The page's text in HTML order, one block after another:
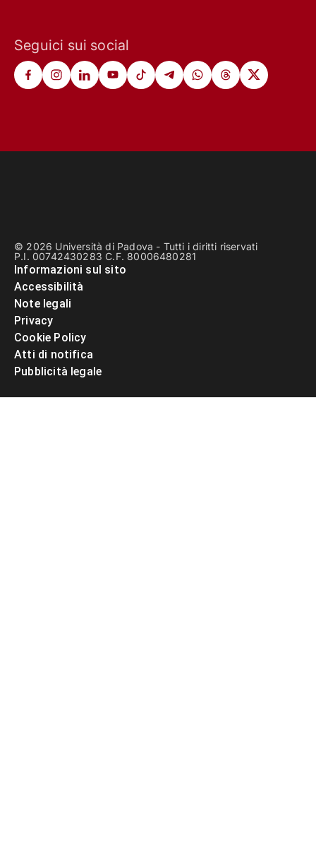
Seguici sui social
© 2026 Università di Padova - Tutti i diritti riservati
P.I. 00742430283 C.F. 80006480281
Informazioni sul sito
Accessibilità
Note legali
Privacy
Cookie Policy
Atti di notifica
Pubblicità legale